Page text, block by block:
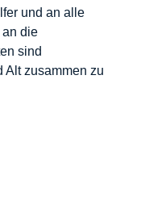
und an alle
an die
sind
Alt zusammen zu